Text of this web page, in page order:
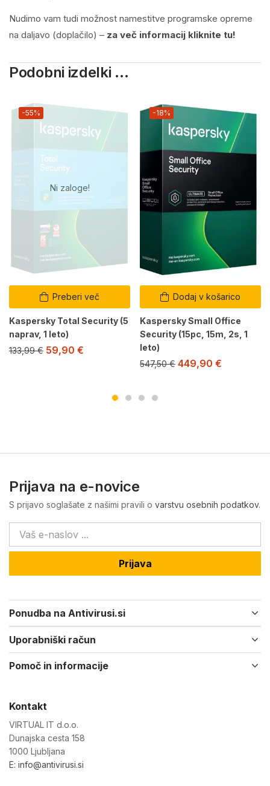
Nudimo vam tudi možnost namestitve programske opreme
na daljavo (doplačilo) – za več informacij kliknite tu!
Podobni izdelki ...
Ni zaloge!
Preberi več
-55%
Kaspersky Total Security (5
naprav, 1 leto)
133,99€ 59,90 €
Dodaj v košarico
-18%
Kaspersky Small Office
Security (15pc, 15m, 2s, 1
leto)
547,50€ 449,90 €
Prijava na e-novice
S prijavo soglašate z našimi pravili o varstvu osebnih podatkov.
Prijava
Ponudba na Antivirusi.si
Uporabniški račun
Pomoč in informacije
Kontakt
VIRTUAL IT d.o.o.
Dunajska cesta 158
1000 Ljubljana
E: info@antivirusi.si